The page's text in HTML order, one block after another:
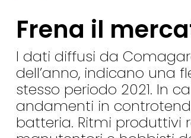
Frena il
I dati diffusi da
dell’anno, indicano una
stesso periodo 2021. In
andamenti in
batteria. Ritmi